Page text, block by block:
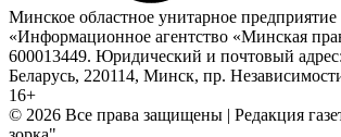
Минское областное унитарное предприятие
«Информационное агентство «Минская
600013449. Юридический и почтовый
Беларусь, 220114, Минск, пр.
16+
© 2026 Все права защищены | Редакция